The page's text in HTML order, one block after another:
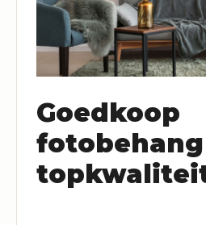
Goedkoop
fotobehang